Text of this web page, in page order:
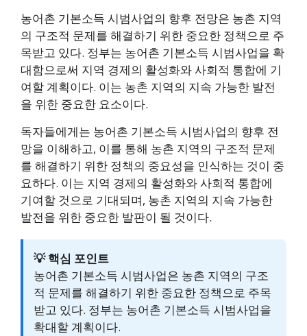
농어촌 기본소득 시범사업의 향후 전망은 농촌 지역
의 구조적 문제를 해결하기 위한 중요한 정책으로 주
목받고 있다. 정부는 농어촌 기본소득 시범사업을 확
대함으로써 지역 경제의 활성화와 사회적 통합에 기
여할 계획이다. 이는 농촌 지역의 지속 가능한 발전
을 위한 중요한 요소이다.
독자들에게는 농어촌 기본소득 시범사업의 향후 전
망을 이해하고, 이를 통해 농촌 지역의 구조적 문제
를 해결하기 위한 정책의 중요성을 인식하는 것이 중
요하다. 이는 지역 경제의 활성화와 사회적 통합에
기여할 것으로 기대되며, 농촌 지역의 지속 가능한
발전을 위한 중요한 발판이 될 것이다.
💡 핵심 포인트
농어촌 기본소득 시범사업은 농촌 지역의 구조
적 문제를 해결하기 위한 중요한 정책으로 주목
받고 있다. 정부는 농어촌 기본소득 시범사업을
확대할 계획이다.